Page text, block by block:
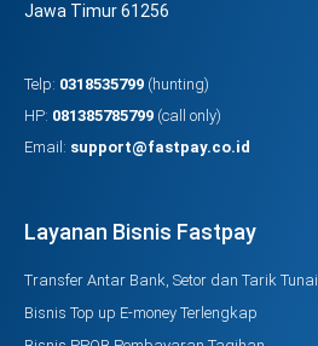
Jawa Timur 61256
Telp: 0318535799 (hunting)
HP: 081385785799 (call only)
Email: support@fastpay.co.id
Layanan Bisnis Fastpay
Transfer Antar Bank, Setor dan Tarik Tunai
Bisnis Top up E-money Terlengkap